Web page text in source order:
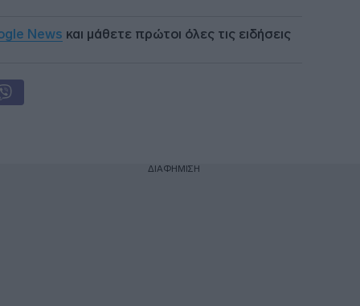
News και μάθετε πρώτοι όλες τις ειδήσεις
ΔΙΑΦΗΜΙΣΗ